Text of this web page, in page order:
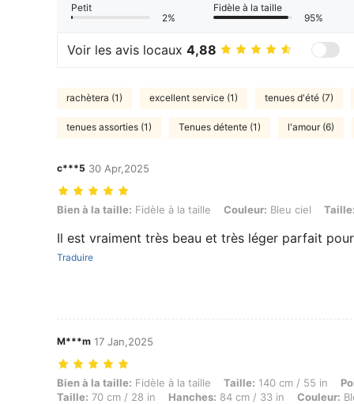
Petit
2%
Fidèle à la taille
95%
Voir les avis locaux 4,88
rachètera (1) excellent service (1) tenues d'été (7)
tenues assorties (1) Tenues détente (1) l'amour (6)
c***5 30 Apr,2025
Bien à la taille: Fidèle à la taille, Couleur: Bleu ciel, Taille: 12-18M
Bien à la taille: Fidèle à la taille Couleur: Bleu ciel
Il est vraiment très beau et très léger parfait pour
Traduire
M***m 17 Jan,2025
Bien à la taille: Fidèle à la taille, Taille: 140 cm / 55 in, Poids: 44
Bien à la taille: Fidèle à la taille Taille: 140 cm / 55 in
Taille: 70 cm / 28 in Hanches: 84 cm / 33 in Couleur: